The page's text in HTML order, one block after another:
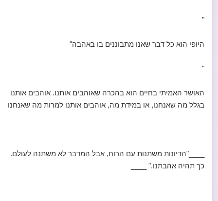
"
היופי הוא כל דבר שאנו מתבוננים בו באהבה"
"
האושר האמיתי בחיים הוא בהכרה שאוהבים אותנו. אוהבים אותנו
בגלל מה שאנחנו, או במידת מה, אוהבים אותנו למרות מה שאנחנו
____"הדיונות משתנות עם הרוח, אבל המדבר לא משתנה לעולם.
כך תהיה אהבתנו." ____